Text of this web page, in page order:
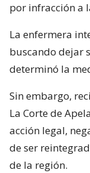
por infracción a
La enfermera
buscando dejar
determinó la
Sin embargo,
La Corte de
acción legal,
de ser
de la región.